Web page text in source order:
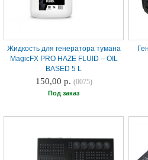
Жидкость для генератора тумана
MagicFX PRO HAZE FLUID – OIL
BASED 5 L
150,00 р. (0075)
Под заказ